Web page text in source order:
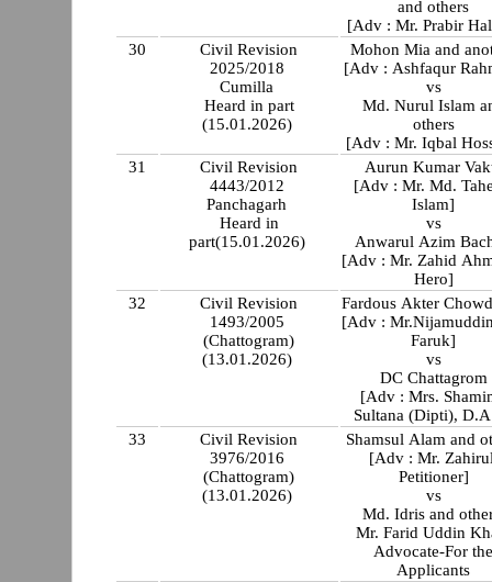
and others
[Adv : Mr. Prabir
30
Civil Revision
2025/2018
Cumilla
Heard in part
(15.01.2026)
Mohon Mia and
[Adv : Ashfaqur
vs
Md. Nurul Islam
others
[Adv : Mr. Iqbal
31
Civil Revision
4443/2012
Panchagarh
Heard in
part(15.01.2026)
Aurun Kumar
[Adv : Mr. Md.
Islam]
vs
Anwarul Azim
[Adv : Mr. Zahid
Hero]
32
Civil Revision
1493/2005
(Chattogram)
(13.01.2026)
Fardous Akter
[Adv :
Faruk]
vs
DC Chattagrom
[Adv : Mrs.
Sultana (Dipti),
33
Civil Revision
3976/2016
(Chattogram)
(13.01.2026)
Shamsul Alam and
[Adv : Mr.
Petitioner]
vs
Md. Idris and
Mr. Farid Uddin
Advocate-For
Applicants